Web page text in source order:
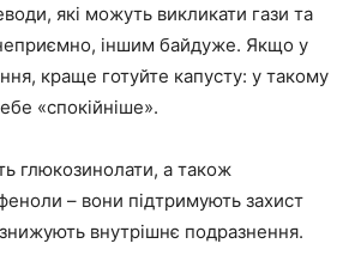
які можуть викликати гази та
іншим байдуже. Якщо у
краще готуйте капусту: у такому
«спокійніше».
глюкозинолати, а також
– вони підтримують захист
внутрішнє подразнення.